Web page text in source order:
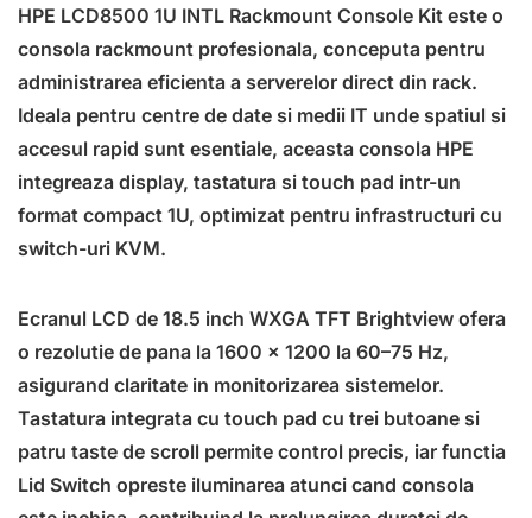
HPE LCD8500 1U INTL Rackmount Console Kit este o
consola rackmount profesionala, conceputa pentru
administrarea eficienta a serverelor direct din rack.
Ideala pentru centre de date si medii IT unde spatiul si
accesul rapid sunt esentiale, aceasta consola HPE
integreaza display, tastatura si touch pad intr-un
format compact 1U, optimizat pentru infrastructuri cu
switch-uri KVM.
Ecranul LCD de 18.5 inch WXGA TFT Brightview ofera
o rezolutie de pana la 1600 x 1200 la 60–75 Hz,
asigurand claritate in monitorizarea sistemelor.
Tastatura integrata cu touch pad cu trei butoane si
patru taste de scroll permite control precis, iar functia
Lid Switch opreste iluminarea atunci cand consola